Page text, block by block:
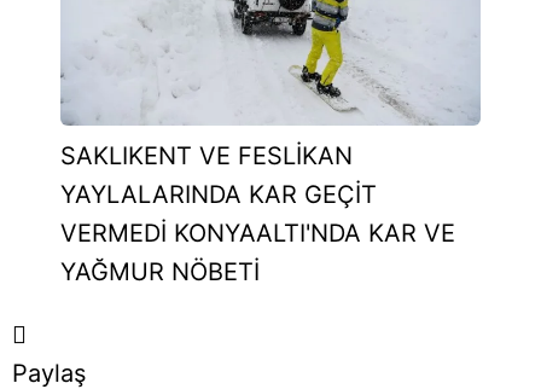
SAKLIKENT VE FESLİKAN
YAYLALARINDA KAR GEÇİT
VERMEDİ KONYAALTI'NDA KAR VE
YAĞMUR NÖBETİ
Paylaş